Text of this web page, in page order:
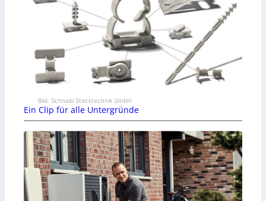
Bild: Schnabl Stecktechnik GmbH
Ein Clip für alle Untergründe